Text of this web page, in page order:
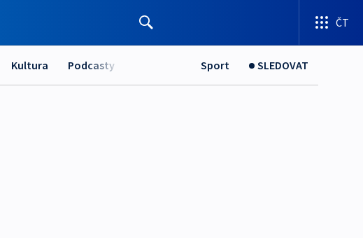
ČT
Kultura Podcasty Sport SLEDOVAT